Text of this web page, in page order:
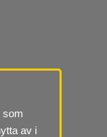
som
av i